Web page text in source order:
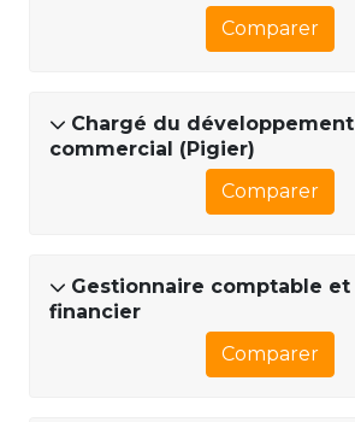
Comparer
Chargé du développement
commercial (Pigier)
Comparer
Gestionnaire comptable et
financier
Comparer